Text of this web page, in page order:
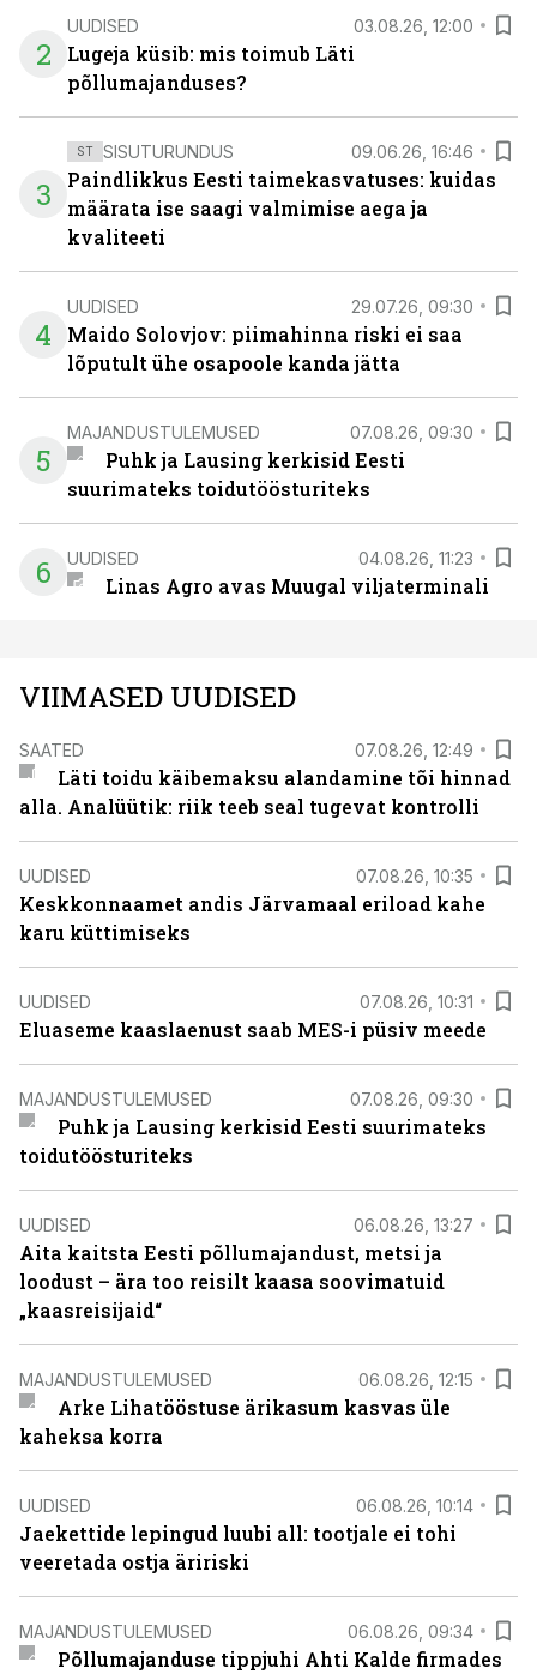
2
UUDISED 03.08.26, 12:00
Lugeja küsib: mis toimub Läti
põllumajanduses?
3
ST SISUTURUNDUS 09.06.26, 16:46
Paindlikkus Eesti taimekasvatuses: kuidas
määrata ise saagi valmimise aega ja
kvaliteeti
4
UUDISED 29.07.26, 09:30
Maido Solovjov: piimahinna riski ei saa
lõputult ühe osapoole kanda jätta
5
MAJANDUSTULEMUSED 07.08.26, 09:30
Puhk ja Lausing kerkisid Eesti
suurimateks toidutöösturiteks
6 UUDISED 04.08.26, 11:23
Linas Agro avas Muugal viljaterminali
VIIMASED UUDISED
SAATED 07.08.26, 12:49
Läti toidu käibemaksu alandamine tõi hinnad
alla. Analüütik: riik teeb seal tugevat kontrolli
UUDISED 07.08.26, 10:35
Keskkonnaamet andis Järvamaal eriload kahe
karu küttimiseks
UUDISED 07.08.26, 10:31
Eluaseme kaaslaenust saab MES-i püsiv meede
MAJANDUSTULEMUSED 07.08.26, 09:30
Puhk ja Lausing kerkisid Eesti suurimateks
toidutöösturiteks
UUDISED 06.08.26, 13:27
Aita kaitsta Eesti põllumajandust, metsi ja
loodust – ära too reisilt kaasa soovimatuid
„kaasreisijaid“
MAJANDUSTULEMUSED 06.08.26, 12:15
Arke Lihatööstuse ärikasum kasvas üle
kaheksa korra
UUDISED 06.08.26, 10:14
Jaekettide lepingud luubi all: tootjale ei tohi
veeretada ostja äririski
MAJANDUSTULEMUSED 06.08.26, 09:34
Põllumajanduse tippjuhi Ahti Kalde firmades